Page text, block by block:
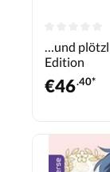
…und
Edition
€46.40*